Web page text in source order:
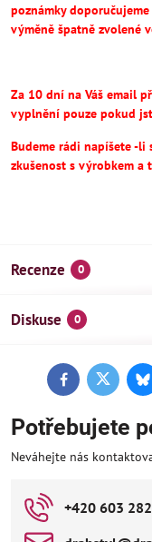
poznámky
výměně špatně zvolené
Za 10 dní na Váš email
vyplnění pouze pokud
Budeme rádi napíšete -li
zkušenost s výrobkem a
Recenze 0
Diskuse 0
FacebookTwitter
Potřebujete
Neváhejte nás
+420 603